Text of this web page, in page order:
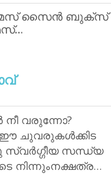
സൈന്‍ ബുക്‌സ്
നീ വരുന്നോ?
ഈ ചുവരുകൾക്കിട
സ്വർഗ്ഗീയ സന്ധ്യ
നിന്നുംനക്ഷത്ര…